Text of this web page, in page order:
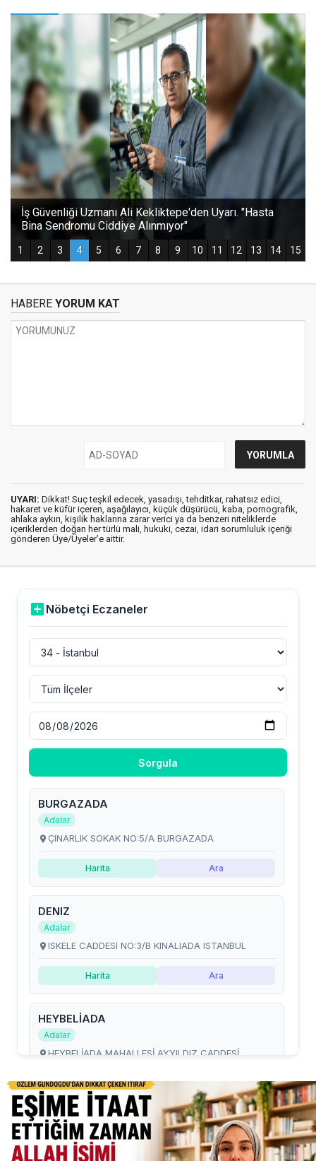
HABERE YORUM KAT
UYARI: Dikkat! Suç teşkil edecek, yasadışı, tehditkar, rahatsız edici,
hakaret ve küfür içeren, aşağılayıcı, küçük düşürücü, kaba, pornografik,
ahlaka aykırı, kişilik haklarına zarar verici ya da benzeri niteliklerde
içeriklerden doğan her türlü mali, hukuki, cezai, idari sorumluluk içeriği
gönderen Üye/Üyeler’e aittir.